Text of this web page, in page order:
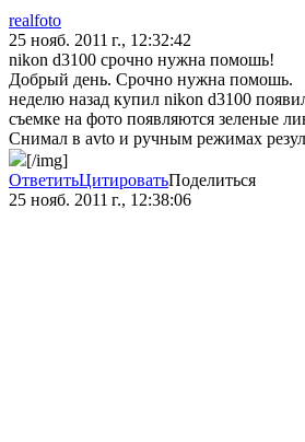
realfoto
25 нояб. 2011 г., 12:32:42
nikon d3100 срочно нужна помошь!
Добрый день. Срочно нужна помошь.
неделю назад купил nikon d3100
съемке на фото появляются зеленые
Снимал в avto и ручным режимах
[/img]
ОтветитьЦитироватьПоделиться
25 нояб. 2011 г., 12:38:06